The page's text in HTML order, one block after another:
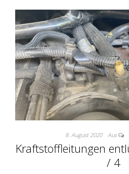
8. August 2020 Aus
Kraftstoffleitungen
/ 4